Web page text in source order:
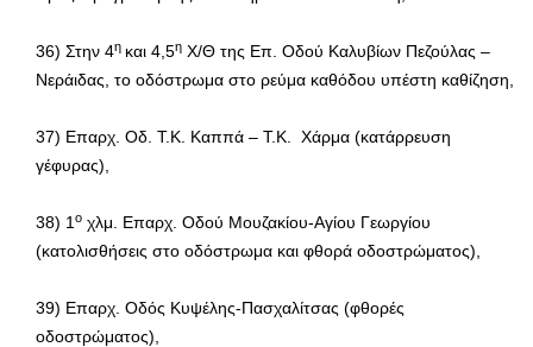
36) Στην 4η και 4,5η Χ/Θ της Επ. Οδού Καλυβίων Πεζούλας –
Νεράιδας, το οδόστρωμα στο ρεύμα καθόδου υπέστη καθίζηση,
37) Επαρχ. Οδ. Τ.Κ. Καππά – Τ.Κ. Χάρμα (κατάρρευση
γέφυρας),
38) 1 ο χλμ. Επαρχ. Οδού Μουζακίου-Αγίου Γεωργίου
(κατολισθήσεις στο οδόστρωμα και φθορά οδοστρώματος),
39) Επαρχ. Οδός Κυψέλης-Πασχαλίτσας (φθορές
οδοστρώματος),